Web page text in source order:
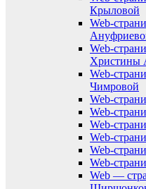
Крыловой
Web-
Web-
Христины
Web-
Чимровой
Web-
Web-
Web-
Web-
Web-
Web-
Web —